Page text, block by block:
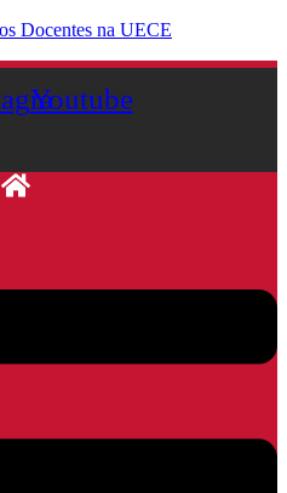
Docentes na UECE
Youtube